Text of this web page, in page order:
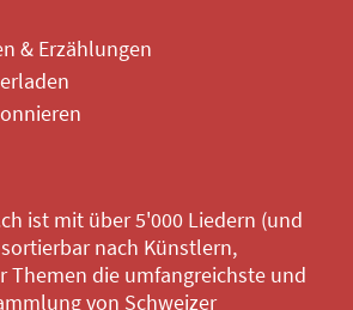
& Erzählungen
ist mit über 5'000 Liedern (und
nach Künstlern,
Themen die umfangreichste und
von Schweizer